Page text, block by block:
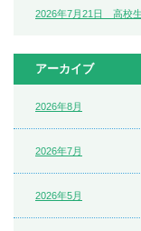
2026年7月21日 高校
アーカイブ
2026年8月
2026年7月
2026年5月